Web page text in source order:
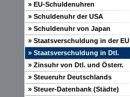
» EU-Schuldenuhren
» Schuldenuhr der USA
» Schuldenuhr von Japan
» Staatsverschuldung in der EU
» Staatsverschuldung in Dtl.
» Zinsuhr von Dtl. und Österr.
» Steueruhr Deutschlands
» Steuer-Datenbank (Städte)